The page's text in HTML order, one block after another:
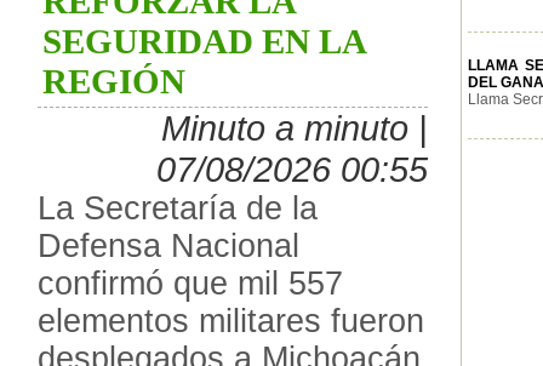
SEGURIDAD EN LA
REGIÓN
Minuto a minuto |
07/08/2026 00:55
La Secretaría de la
Defensa Nacional
confirmó que mil 557
elementos militares fueron
desplegados a Michoacán
LLAMA
DEL
Llama